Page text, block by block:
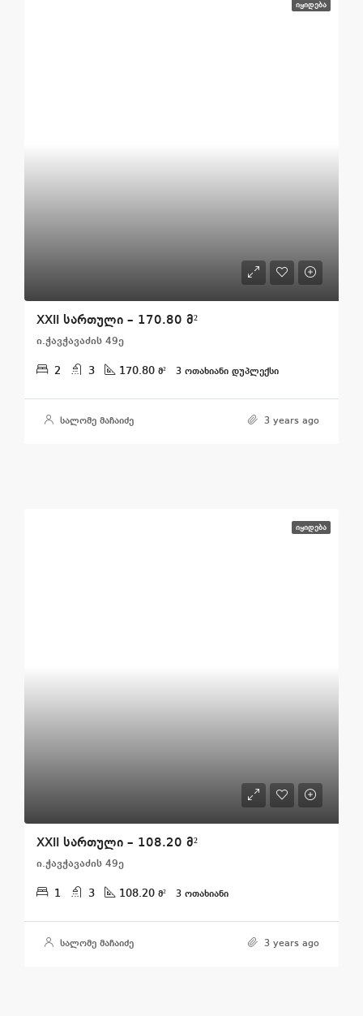
ᲘᲧᲘᲓᲔᲑᲐ
XXII სართული – 170.80 მ²
ი.ჭავჭავაძის 49ე
2 3 170.80 მ² 3 ᲝᲗᲐᲮᲘᲐᲜᲘ ᲓᲣᲞᲚᲔᲥᲡᲘ
სალომე მაჩაიძე 3 years ago
ᲘᲧᲘᲓᲔᲑᲐ
XXII სართული – 108.20 მ²
ი.ჭავჭავაძის 49ე
1 3 108.20 მ² 3 ᲝᲗᲐᲮᲘᲐᲜᲘ
სალომე მაჩაიძე 3 years ago